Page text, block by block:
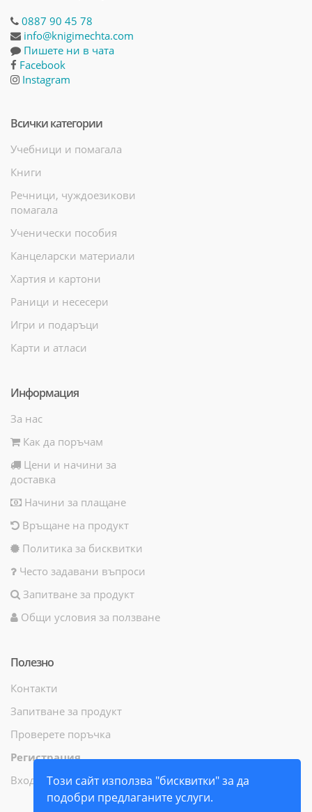
Този сайт използва "бисквитки" за да
подобри предлаганите услуги.
0887 90 45 78
info@knigimechta.com
Пишете ни в чата
Facebook
Instagram
Всички категории
Учебници и помагала
Книги
Речници, чуждоезикови
помагала
Ученически пособия
Канцеларски материали
Хартия и картони
Раници и несесери
Игри и подаръци
Карти и атласи
Информация
За нас
Как да поръчам
Цени и начини за
доставка
Начини за плащане
Връщане на продукт
Политика за бисквитки
Често задавани въпроси
Запитване за продукт
Общи условия за ползване
Полезно
Контакти
Запитване за продукт
Проверете поръчка
Регистрация
Вход